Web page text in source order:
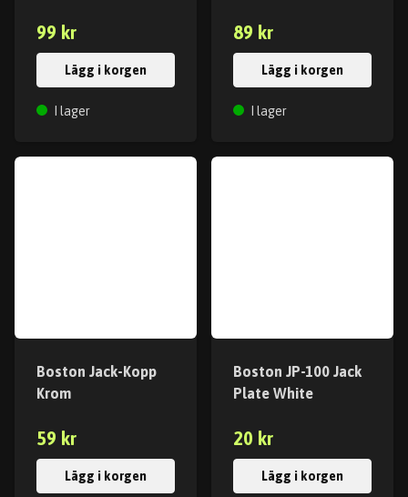
99 kr
Lägg i korgen
I lager
89 kr
Lägg i korgen
I lager
Boston Jack-Kopp
Krom
59 kr
Lägg i korgen
Boston JP-100 Jack
Plate White
20 kr
Lägg i korgen